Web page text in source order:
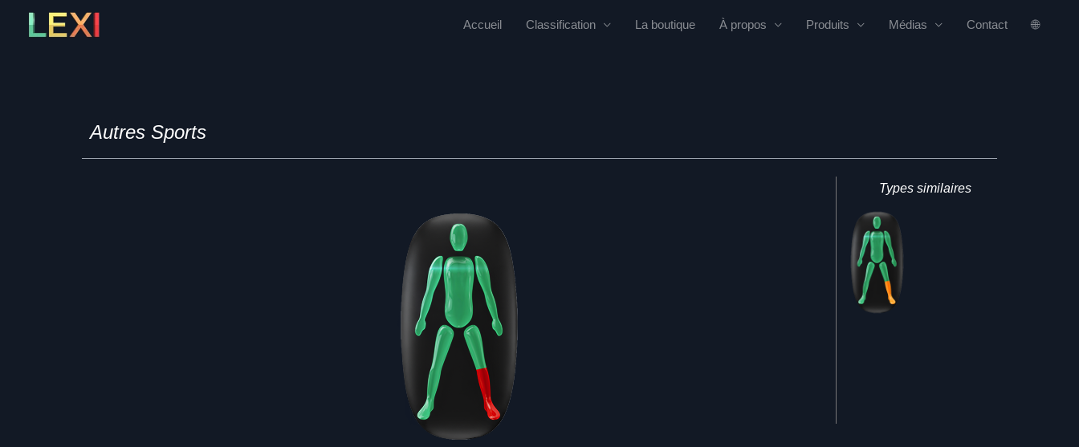
Accueil Classification La boutique À propos Produits Médias Contact 🌐
Autres Sports
Types similaires